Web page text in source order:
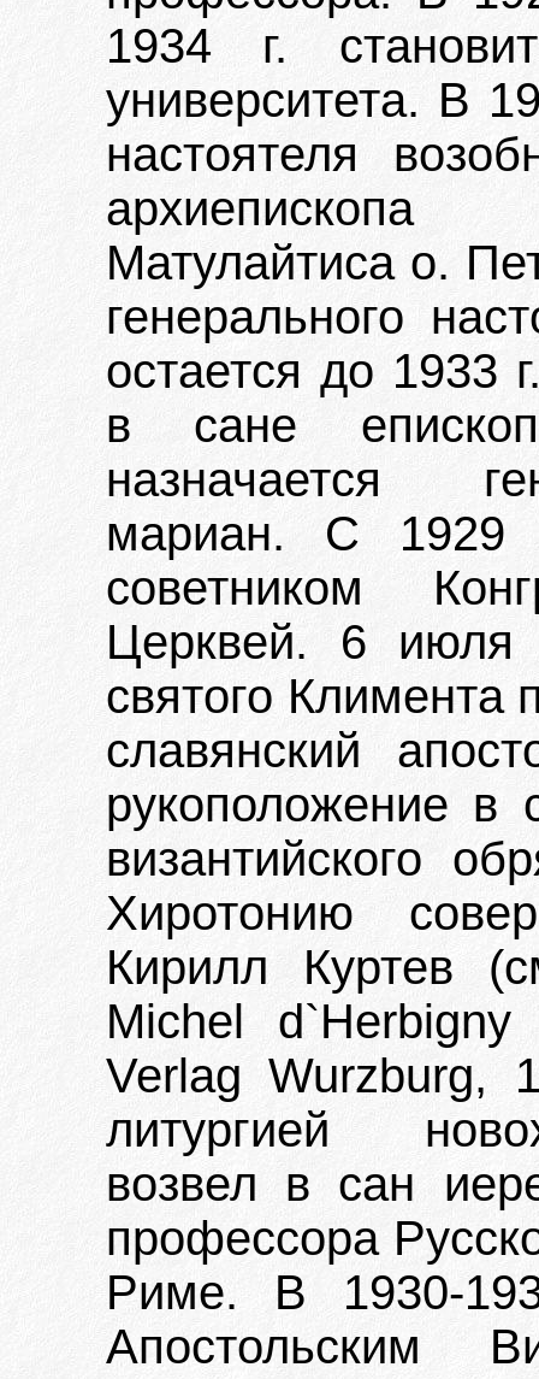
1934 г.
университета. В
настоятеля
Матулайтиса о.
генерального
остается до 1933
в сане
назначается
мариан. С 1929
советником
Церквей. 6 июля
святого Климента
славянский
рукоположение в
византийского
Хиротонию
Кирилл Куртев
Michel
Verlag Wurzburg,
литургией
возвел в сан
профессора
Риме. В 1930-
Апостольским